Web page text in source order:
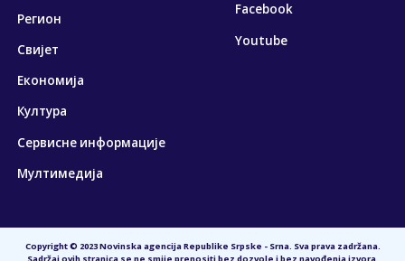
Регион
Свијет
Економија
Култура
Сервисне информације
Мултимедија
Facebook
Youtube
Copyright © 2023 Novinska agencija Republike Srpske - Srna. Sva prava zadržana.